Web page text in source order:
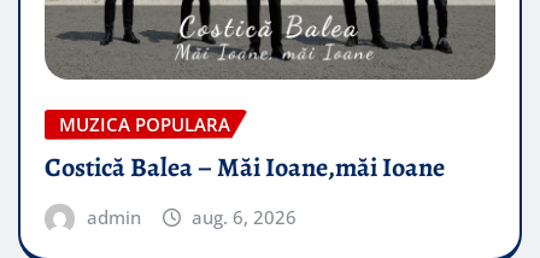
MUZICA POPULARA
Costică Balea – Măi Ioane,măi Ioane
admin aug. 6, 2026